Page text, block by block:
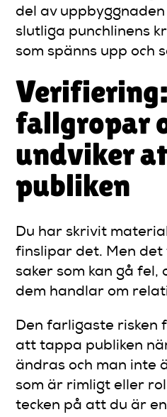
del av
slutliga punchlinens
som spänns upp och
fallgropar
undviker
publiken
Du har skrivit
finslipar det. Men
saker som kan gå fel,
dem handlar om
Den farligaste risken
att tappa publiken
ändras och man inte
som är rimligt eller
tecken på att du är